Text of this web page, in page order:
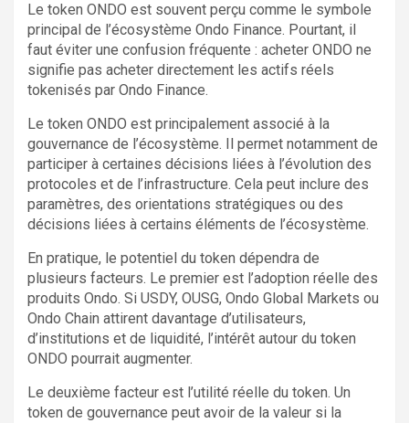
Le token ONDO est souvent perçu comme le symbole
principal de l’écosystème Ondo Finance. Pourtant, il
faut éviter une confusion fréquente : acheter ONDO ne
signifie pas acheter directement les actifs réels
tokenisés par Ondo Finance.
Le token ONDO est principalement associé à la
gouvernance de l’écosystème. Il permet notamment de
participer à certaines décisions liées à l’évolution des
protocoles et de l’infrastructure. Cela peut inclure des
paramètres, des orientations stratégiques ou des
décisions liées à certains éléments de l’écosystème.
En pratique, le potentiel du token dépendra de
plusieurs facteurs. Le premier est l’adoption réelle des
produits Ondo. Si USDY, OUSG, Ondo Global Markets ou
Ondo Chain attirent davantage d’utilisateurs,
d’institutions et de liquidité, l’intérêt autour du token
ONDO pourrait augmenter.
Le deuxième facteur est l’utilité réelle du token. Un
token de gouvernance peut avoir de la valeur si la